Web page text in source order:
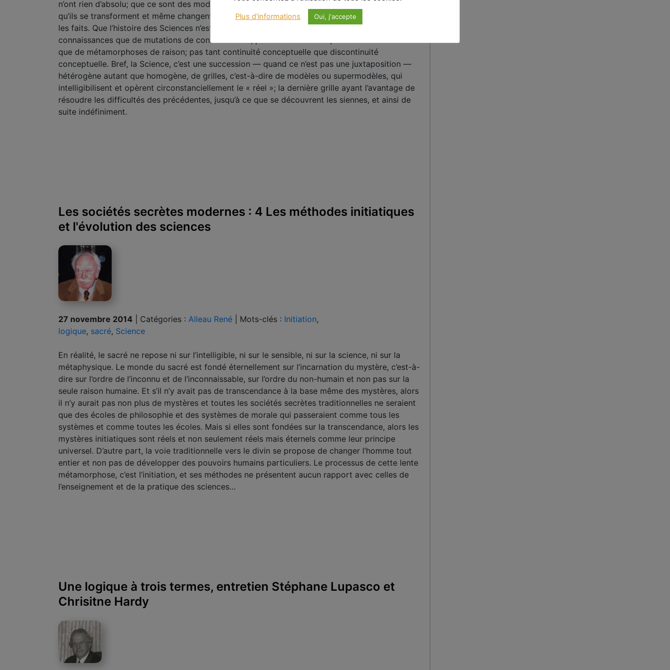
n’ont rien d’abso­lu; que ce sont des modes dialectiques de relations entre l’homme et le monde;
qu’ils se transforment et même changent as­sez radicalement avec le temps, et du mê­me coup
les faits. Que l’histoire des Sciences n’est pas tant celle d’une addi­tion ou d’une cumulation de
connaissan­ces que de mutations de connaissances; pas tant celle du déploiement de la Raison
que de métamorphoses de raison; pas tant continuité conceptuelle que discontinuité
conceptuelle. Bref, la Science, c’est une succession — quand ce n’est pas une juxtaposition —
hétérogène autant que homo­gène, de grilles, c’est-à-dire de modèles ou supermodèles, qui
intelligibilisent et opè­rent circonstanciellement le « réel »; la dernière grille ayant l’avantage de
résou­dre les difficultés des précédentes, jusqu’à ce que se découvrent les siennes, et ainsi de
suite indéfiniment.
Les sociétés secrètes modernes : 4 Les méthodes initiatiques
et l'évolution des sciences
27 novembre 2014 Catégories : Alleau René Mots-clés : Initiation,
logique, sacré, Science
En réalité, le sacré ne repose ni sur l’intelligible, ni sur le sensible, ni sur la science, ni sur la
métaphysique. Le monde du sacré est fondé éternellement sur l’incarnation du mystère, c’est-à-
dire sur l’ordre de l’inconnu et de l’inconnaissable, sur l’ordre du non-humain et non pas sur la
seule raison humaine. Et s’il n’y avait pas de transcendance à la base même des mystères, alors
il n’y aurait pas non plus de mystères et toutes les sociétés secrètes traditionnelles ne seraient
que des écoles de philosophie et des systèmes de morale qui passeraient comme tous les
systèmes et comme toutes les écoles. Mais si elles sont fondées sur la transcen­dance, alors les
mystères initiatiques sont réels et non seule­ment réels mais éternels comme leur principe
universel. D’autre part, la voie traditionnelle vers le divin se propose de changer l’homme tout
entier et non pas de développer des pouvoirs humains particuliers. Le processus de cette lente
métamorphose, c’est l’initiation, et ses méthodes ne pré­sentent aucun rapport avec celles de
l’enseignement et de la pratique des sciences…
Une logique à trois termes, entretien Stéphane Lupasco et
Chrisitne Hardy
Plus d'informations Oui, j'accepte